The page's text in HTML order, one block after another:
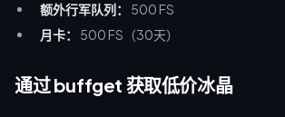
额外行军队列：
500 FS
月卡：
500 FS（30天）
通过 buffget 获取低价冰晶